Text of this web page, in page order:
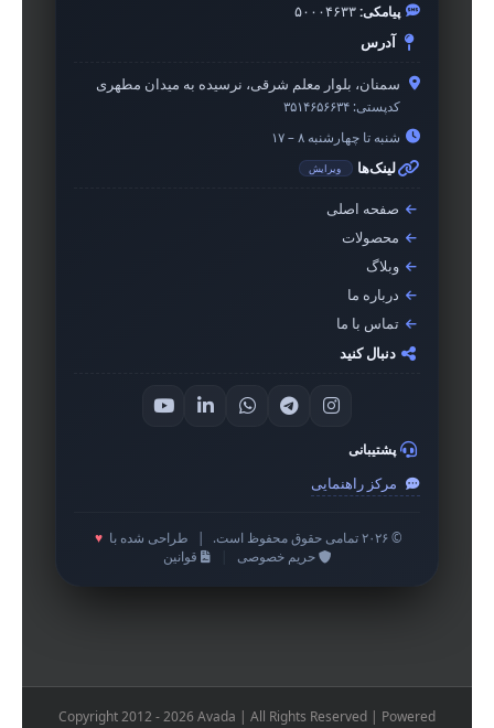
پیامکی:۵۰۰۰۴۶۳۳
آدرس
سمنان، بلوار معلم شرقی، نرسیده به میدان مطهری
کدپستی: ۳۵۱۴۶۵۶۶۳۴
شنبه تا چهارشنبه ۸ – ۱۷
لینک‌ها ویرایش
صفحه اصلی
محصولات
وبلاگ
درباره ما
تماس با ما
دنبال کنید
پشتیبانی
مرکز راهنمایی
© ۲۰۲۶ تمامی حقوق محفوظ است. طراحی شده با ♥
حریم خصوصی
قوانین
Copyright 2012 - 2026 Avada | All Rights Reserved | Powered